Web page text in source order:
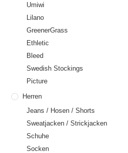
Umiwi
Lilano
GreenerGrass
Ethletic
Bleed
Swedish Stockings
Picture
Herren
Jeans / Hosen / Shorts
Sweatjacken / Strickjacken
Schuhe
Socken